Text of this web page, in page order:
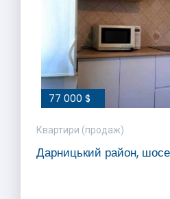
77 000 $
Квартири (продаж)
Дарницький район, шосе